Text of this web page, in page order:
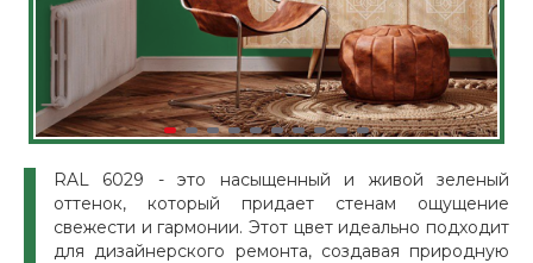
RAL 6029 - это насыщенный и живой зеленый
оттенок, который придает стенам ощущение
свежести и гармонии. Этот цвет идеально подходит
для дизайнерского ремонта, создавая природную